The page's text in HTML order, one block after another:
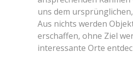
uns dem
Aus nichts werden
erschaffen, ohne Ziel
interessante Orte